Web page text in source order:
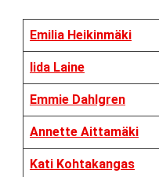
Emilia Heikinmäki
Iida Laine
Emmie Dahlgren
Annette Aittamäki
Kati Kohtakangas